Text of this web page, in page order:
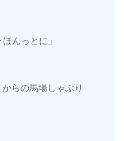
んっとに」
からの馬場しゃぶり